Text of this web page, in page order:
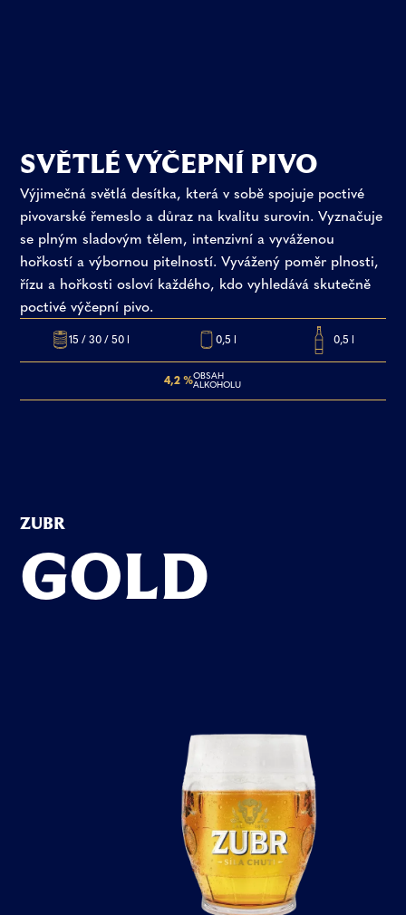
SVĚTLÉ VÝČEPNÍ PIVO
Výjimečná světlá desítka, která v sobě spojuje poctivé
pivovarské řemeslo a důraz na kvalitu surovin. Vyznačuje
se plným sladovým tělem, intenzivní a vyváženou
hořkostí a výbornou pitelností. Vyvážený poměr plnosti,
řízu a hořkosti osloví každého, kdo vyhledává skutečně
poctivé výčepní pivo.
15 / 30 / 50 l 0,5 l 0,5 l
4,2 %OBSAH
ALKOHOLU
ZUBR
GOLD